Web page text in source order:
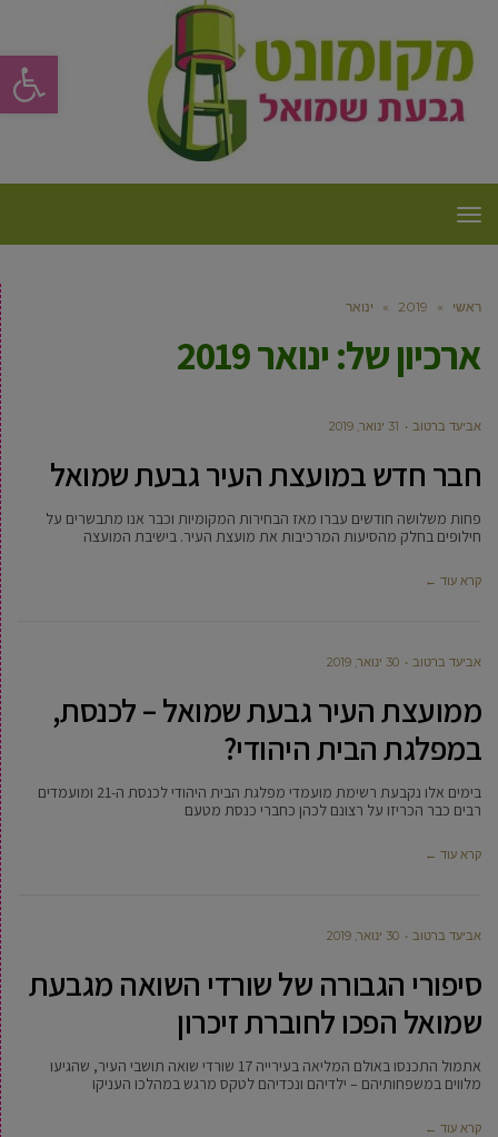
פתח
תפריט
ראשי »
2019
» ינואר
ארכיון של:ינואר 2019
אביעד ברטוב 31 ינואר, 2019
חבר חדש במועצת העיר גבעת שמואל
פחות משלושה חודשים עברו מאז הבחירות המקומיות וכבר אנו מתבשרים על
חילופים בחלק מהסיעות המרכיבות את מועצת העיר. בישיבת המועצה
קרא עוד ←
אביעד ברטוב 30 ינואר, 2019
ממועצת העיר גבעת שמואל – לכנסת,
במפלגת הבית היהודי?
בימים אלו נקבעת רשימת מועמדי מפלגת הבית היהודי לכנסת ה-21 ומועמדים
רבים כבר הכריזו על רצונם לכהן כחברי כנסת מטעם
קרא עוד ←
אביעד ברטוב 30 ינואר, 2019
סיפורי הגבורה של שורדי השואה מגבעת
שמואל הפכו לחוברת זיכרון
אתמול התכנסו באולם המליאה בעירייה 17 שורדי שואה תושבי העיר, שהגיעו
מלווים במשפחותיהם – ילדיהם ונכדיהם לטקס מרגש במהלכו העניקו
קרא עוד ←